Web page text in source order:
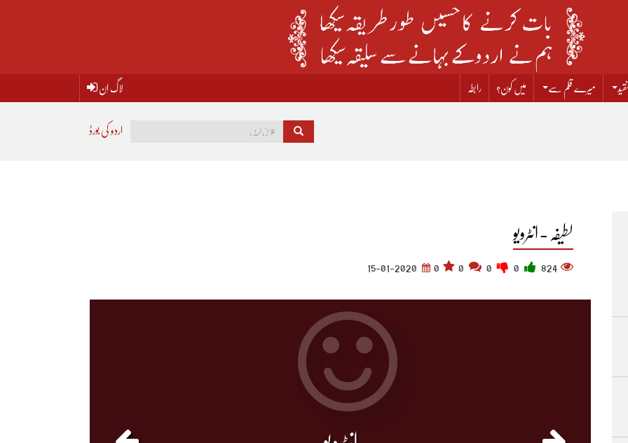
میرے قلم سے میں کون؟ رابطہ لاگ اِن
اردو کی بورڈ
لطیفہ - انٹرویو
824
0
15-01-2020